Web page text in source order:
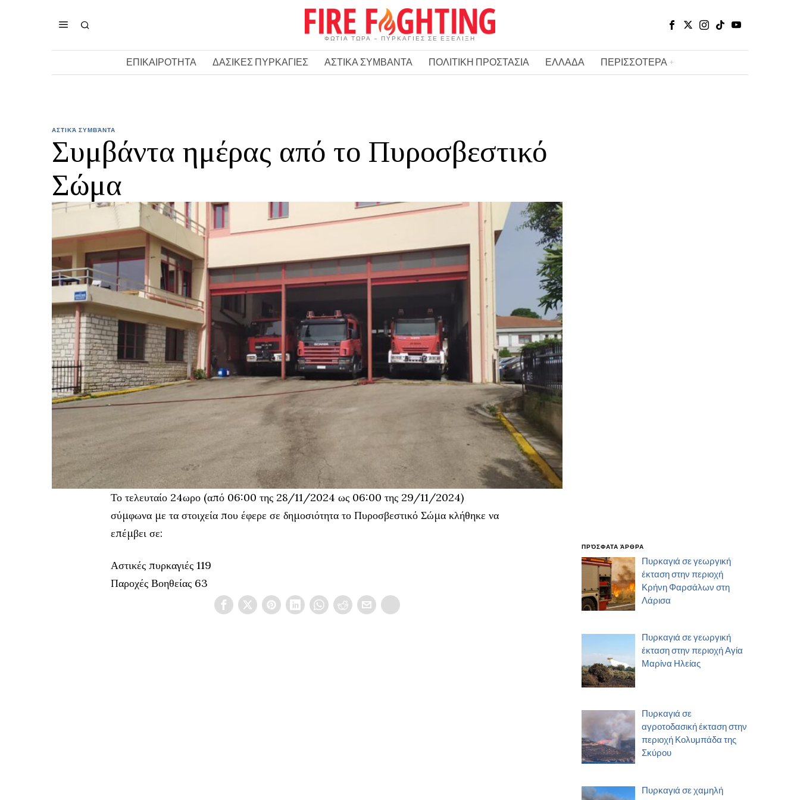
ΦΩΤΙΑ ΤΩΡΑ – ΠΥΡΚΑΓΙΕΣ ΣΕ ΕΞΕΛΙΞΗ
ΕΠΙΚΑΙΡΟΤΗΤΑ ΔΑΣΙΚΕΣ ΠΥΡΚΑΓΙΕΣ ΑΣΤΙΚΑ ΣΥΜΒΑΝΤΑ ΠΟΛΙΤΙΚΗ ΠΡΟΣΤΑΣΙΑ ΕΛΛΑΔΑ ΠΕΡΙΣΣΟΤΕΡΑ
ΑΣΤΙΚΆ ΣΥΜΒΆΝΤΑ
Συμβάντα ημέρας από το Πυροσβεστικό
Σώμα
Το τελευταίο 24ωρο (από 06:00 της 28/11/2024 ως 06:00 της 29/11/2024)
σύμφωνα με τα στοιχεία που έφερε σε δημοσιότητα το Πυροσβεστικό Σώμα κλήθηκε να
επέμβει σε:
Αστικές πυρκαγιές 119
Παροχές Βοηθείας 63
ΠΡΌΣΦΑΤΑ ΆΡΘΡΑ
Πυρκαγιά σε γεωργική
έκταση στην περιοχή
Κρήνη Φαρσάλων στη
Λάρισα
Πυρκαγιά σε γεωργική
έκταση στην περιοχή Αγία
Μαρίνα Ηλείας
Πυρκαγιά σε
αγροτοδασική έκταση στην
περιοχή Κολυμπάδα της
Σκύρου
Πυρκαγιά σε χαμηλή